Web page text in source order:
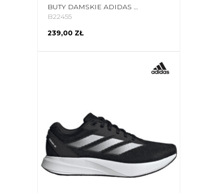
BUTY DAMSKIE ADIDAS DURAMO PROTECT SZARO-RÓŻOWE GW3851
B22455
239,00 ZŁ